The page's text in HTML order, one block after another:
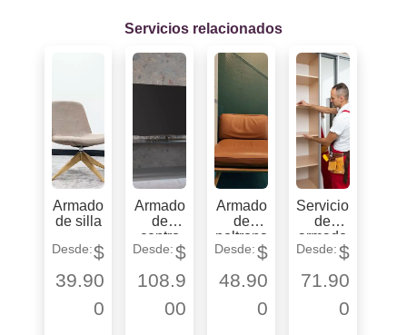
Servicios relacionados
Armado
de silla
$
39.90
0
Armado
de
centro
de
imiento
$
108.9
00
Armado
de
poltrona
/sofá$
48.90
0
Servicio
de
armado
de $
71.90
0